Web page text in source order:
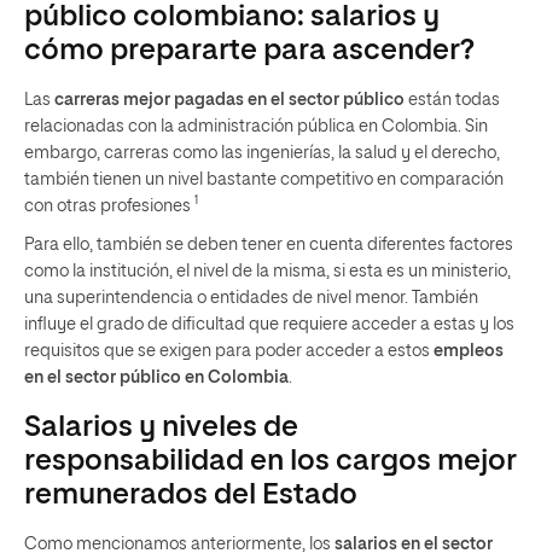
público colombiano: salarios y
cómo prepararte para ascender?
Las carreras mejor pagadas en el sector público están todas
relacionadas con la administración pública en Colombia. Sin
embargo, carreras como las ingenierías, la salud y el derecho,
también tienen un nivel bastante competitivo en comparación
con otras profesiones 1
Para ello, también se deben tener en cuenta diferentes factores
como la institución, el nivel de la misma, si esta es un ministerio,
una superintendencia o entidades de nivel menor. También
influye el grado de dificultad que requiere acceder a estas y los
requisitos que se exigen para poder acceder a estos empleos
en el sector público en Colombia
Salarios y niveles de
responsabilidad en los cargos mejor
remunerados del Estado
Como mencionamos anteriormente, los salarios en el sector